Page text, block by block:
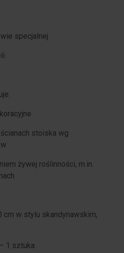
specjalnej
stoiska wg
żywej roślinności, m.in.
cm w stylu skandynawskim,
1 sztuka